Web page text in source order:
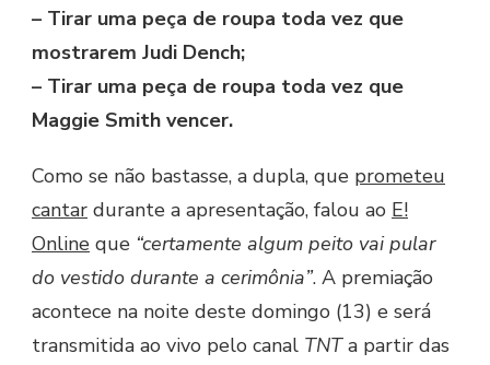
– Tirar uma peça de roupa toda vez que
mostrarem Judi Dench;
– Tirar uma peça de roupa toda vez que
Maggie Smith vencer.
Como se não bastasse, a dupla, que prometeu
cantar durante a apresentação, falou ao E!
Online que “certamente algum peito vai pular
do vestido durante a cerimônia”. A premiação
acontece na noite deste domingo (13) e será
transmitida ao vivo pelo canal TNTa partir das